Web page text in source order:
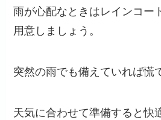
雨が心配なときはレインコー
用意しましょう。
突然の雨でも備えていれば慌
天気に合わせて準備すると快